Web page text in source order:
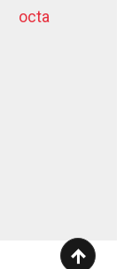
octa
dziļurbums